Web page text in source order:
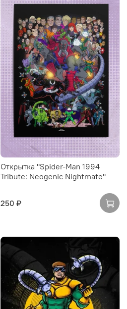
Открытка "Spider-Man 1994
Tribute: Neogenic Nightmate"
250 ₽